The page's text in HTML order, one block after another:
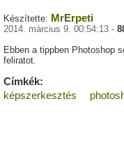
Készítette: MrErpeti
2014. március 9. 00:54:13 -
Ebben a tippben Photoshop
feliratot.
Címkék:
képszerkesztés